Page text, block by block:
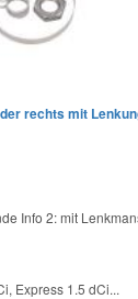
rechts mit
Info 2: mit
Express 1.5 dCi...